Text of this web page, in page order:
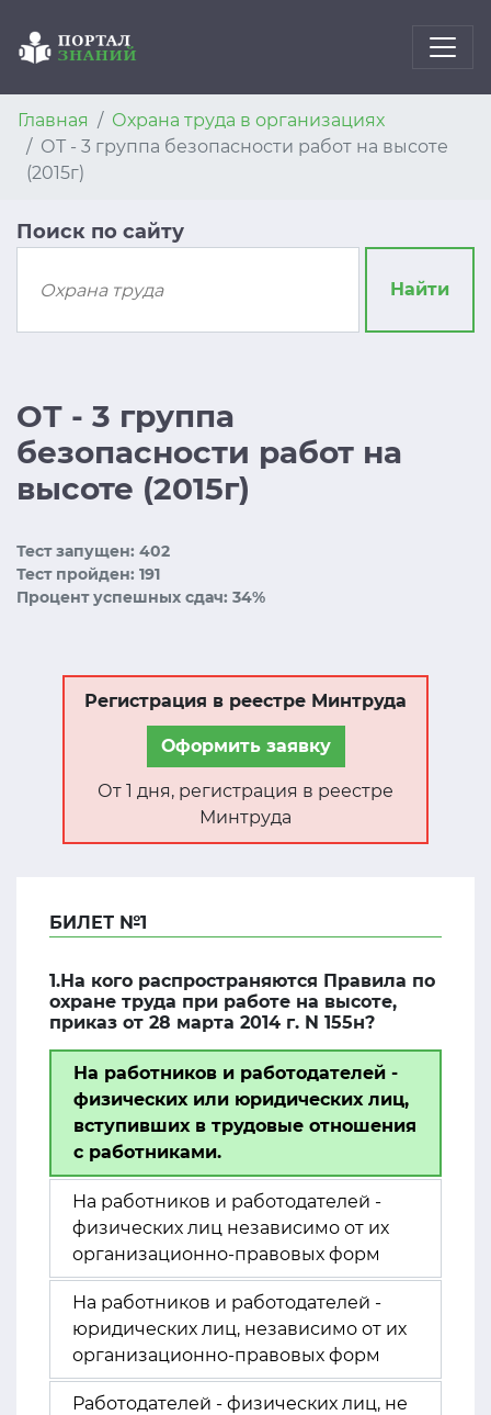
Главная
Охрана труда в организациях
ОТ - 3 группа безопасности работ на высоте
(2015г)
Поиск по сайту
Найти
ОТ - 3 группа
безопасности работ на
высоте (2015г)
Тест запущен: 402
Тест пройден: 191
Процент успешных сдач: 34%
Регистрация в реестре Минтруда
Оформить заявку
От 1 дня, регистрация в реестре
Минтруда
БИЛЕТ №1
1.На кого распространяются Правила по
охране труда при работе на высоте,
приказ от 28 марта 2014 г. N 155н?
На работников и работодателей -
физических или юридических лиц,
вступивших в трудовые отношения
с работниками.
На работников и работодателей -
физических лиц независимо от их
организационно-правовых форм
На работников и работодателей -
юридических лиц, независимо от их
организационно-правовых форм
Работодателей - физических лиц, не